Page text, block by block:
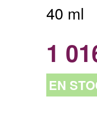
40 ml
1
EN